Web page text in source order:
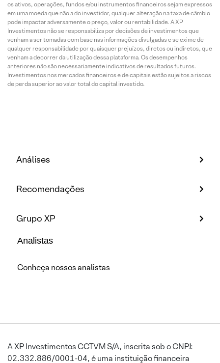
os ativos, operações, fundos e/ou instrumentos financeiros sejam expressos
em uma moeda que não a do investidor, qualquer alteração na taxa de câmbio
pode impactar adversamente o preço, valor ou rentabilidade. A XP
Investimentos não se responsabiliza por decisões de investimentos que
venham a ser tomadas com base nas informações divulgadas e se exime de
qualquer responsabilidade por quaisquer prejuízos, diretos ou indiretos, que
venham a decorrer da utilização dessa plataforma. Os desempenhos
anteriores não são necessariamente indicativos de resultados futuros.
Investimentos nos mercados financeiros e de capitais estão sujeitos a riscos
de perda superior ao valor total do capital investido.
Análises
Recomendações
Grupo XP
Analistas
Conheça nossos analistas
A XP Investimentos CCTVM S/A, inscrita sob o CNPJ:
02.332.886/0001-04, é uma instituição financeira